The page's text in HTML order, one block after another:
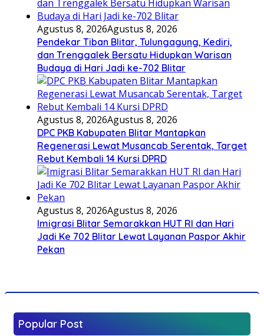
Agustus 8, 2026Agustus 8, 2026
Pendekar Tiban Blitar, Tulungagung, Kediri,
dan Trenggalek Bersatu Hidupkan Warisan
Budaya di Hari Jadi ke-702 Blitar
Agustus 8, 2026Agustus 8, 2026
DPC PKB Kabupaten Blitar Mantapkan
Regenerasi Lewat Musancab Serentak, Target
Rebut Kembali 14 Kursi DPRD
Agustus 8, 2026Agustus 8, 2026
Imigrasi Blitar Semarakkan HUT RI dan Hari
Jadi Ke 702 Blitar Lewat Layanan Paspor Akhir
Pekan
Popular Post